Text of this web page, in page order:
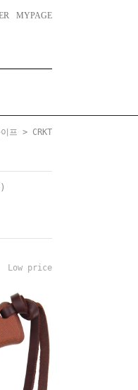
MYPAGE
프 > CRKT
Low price